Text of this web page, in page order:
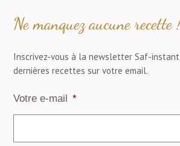
Ne manquez aucune recette
Inscrivez-vous à la newsletter Saf-
dernières recettes sur votre email.
Votre e-mail *